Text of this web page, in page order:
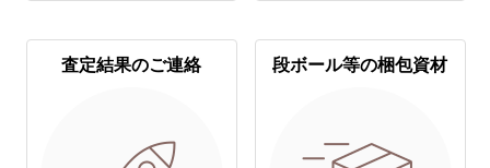
査定結果のご連絡 段ボール等の梱包資材